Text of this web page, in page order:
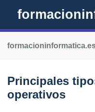
Principales
operativos